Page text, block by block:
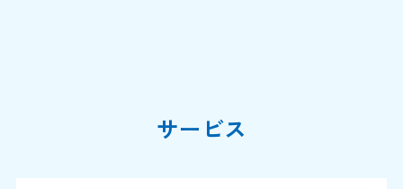
サービス